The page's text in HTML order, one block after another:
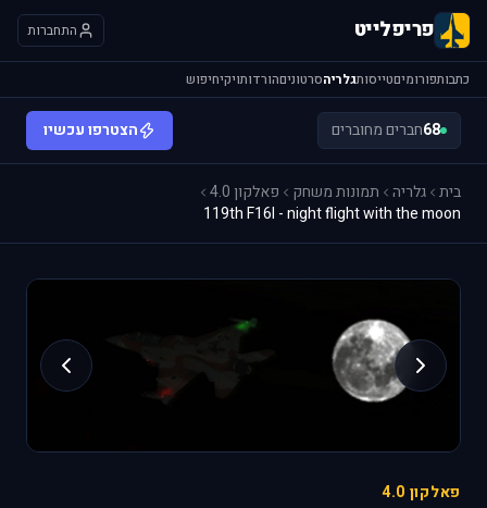
פריפלייט התחברות
כתבותפורומיםטייסותגלריהסרטוניםהורדותויקיחיפוש
68חברים מחוברים הצטרפו עכשיו
בית גלריה תמונות משחק
פאלקון 4.0
119th F16I - night flight with the moon
פאלקון 4.0